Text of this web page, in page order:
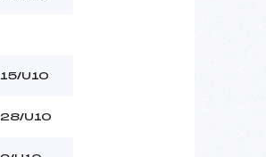
15/U10
28/U10